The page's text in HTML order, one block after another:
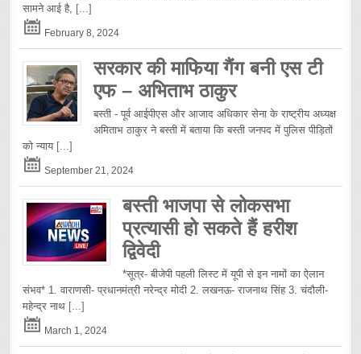
सामने आई है, [...]
February 8, 2024
सरकार की माफिया गैंग बनी एस टी
एफ – अभिताभ ठाकुर
बस्ती - पूर्व आईपीएस और आजाद अधिकार सेना के राष्ट्रीय अध्यक्ष
अमिताभ ठाकुर ने बस्ती में बताया कि बस्ती जनपद में पुलिस पीड़ितों
को न्याय [...]
September 21, 2024
बस्ती भाजपा से लोकसभा
प्रत्यासी हो सकते हैं हरीश
द्विवेदी
*सूत्र- बीजेपी पहली लिस्ट में यूपी से इन नामों का ऐलान
संभव* 1. वाराणसी- प्रधानमंत्री नरेन्द्र मोदी 2. लखनऊ- राजनाथ सिंह 3. चंदौली-
महेन्द्र नाथ [...]
March 1, 2024